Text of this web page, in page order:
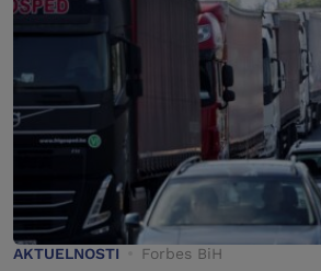
AKTUELNOSTI Forbes BiH